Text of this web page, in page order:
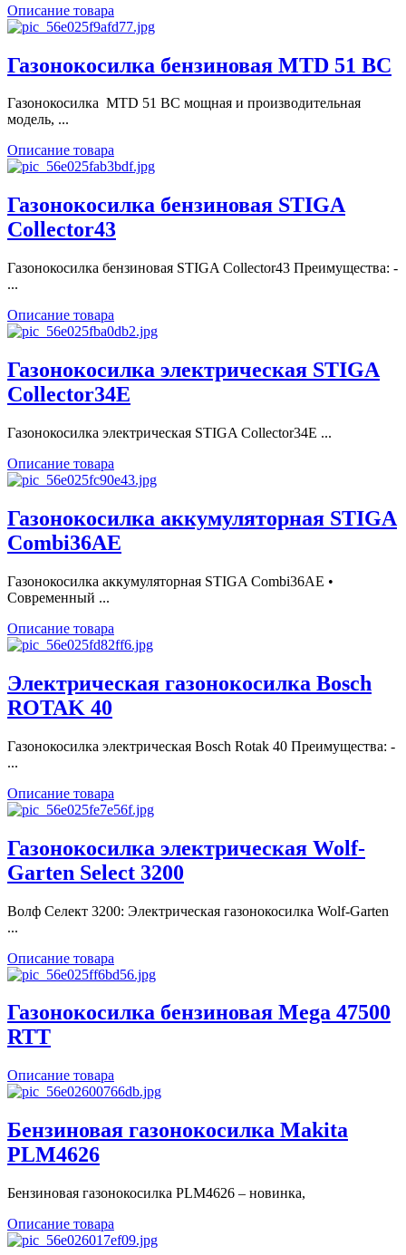
Описание товара
Газонокосилка бензиновая MTD 51 BC
Газонокосилка MTD 51 BC мощная и производительная
модель, ...
Описание товара
Газонокосилка бензиновая STIGA
Collector43
Газонокосилка бензиновая STIGA Collector43 Преимущества: -
...
Описание товара
Газонокосилка электрическая STIGA
Collector34E
Газонокосилка электрическая STIGA Collector34E ...
Описание товара
Газонокосилка аккумуляторная STIGA
Combi36AE
Газонокосилка аккумуляторная STIGA Combi36AE •
Современный ...
Описание товара
Электрическая газонокосилка Bosch
ROTAK 40
Газонокосилка электрическая Bosch Rotak 40 Преимущества: -
...
Описание товара
Газонокосилка электрическая Wolf-
Garten Select 3200
Волф Селект 3200: Электрическая газонокосилка Wolf-Garten
...
Описание товара
Газонокосилка бензиновая Mega 47500
RTT
Описание товара
Бензиновая газонокосилка Makita
PLM4626
Бензиновая газонокосилка PLM4626 – новинка,
Описание товара